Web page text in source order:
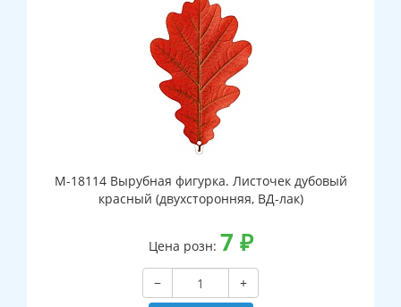
М-18114 Вырубная фигурка. Листочек дубовый
красный (двухсторонняя, ВД-лак)
Цена розн: 7 ₽
−
+